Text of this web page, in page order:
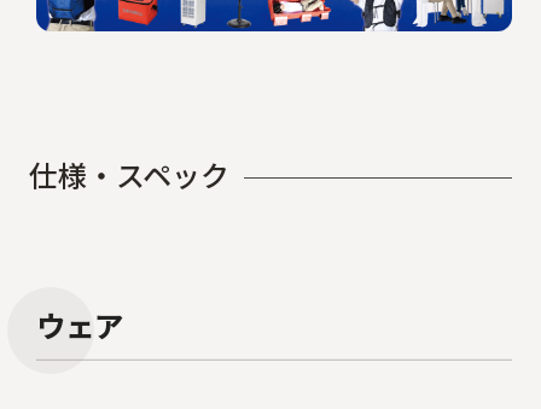
仕様 ・ スペック
ウェア